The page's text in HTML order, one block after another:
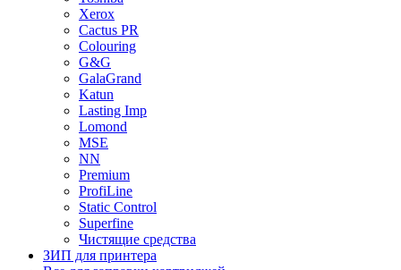
Xerox
Cactus PR
Colouring
G&G
GalaGrand
Katun
Lasting Imp
Lomond
MSE
NN
Premium
ProfiLine
Static Control
Superfine
Чистящие средства
ЗИП для принтера